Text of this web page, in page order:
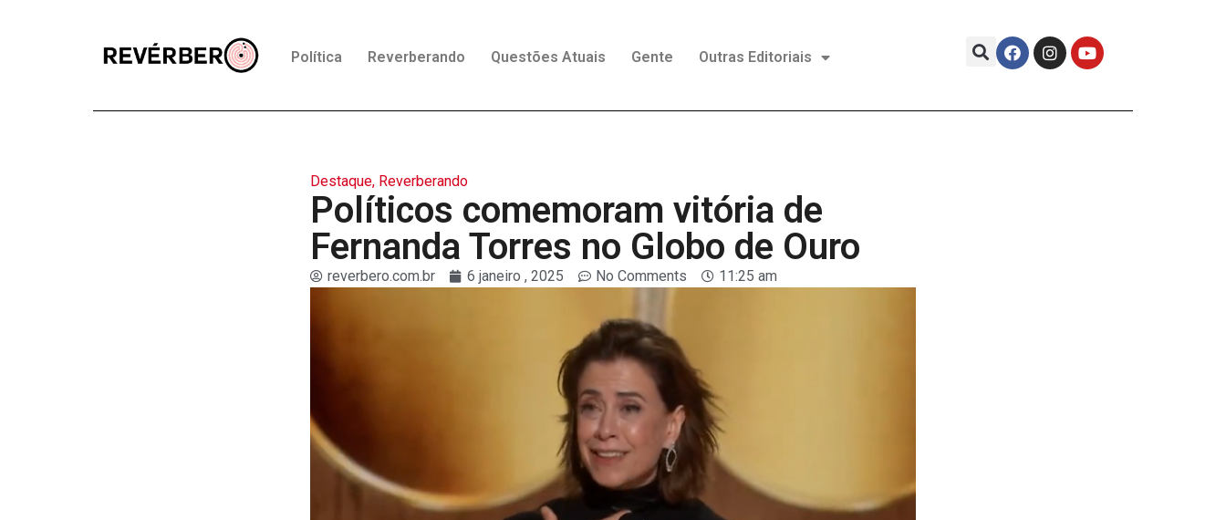
Política Reverberando Questões Atuais Gente Outras Editoriais
Destaque, Reverberando
Políticos comemoram vitória de
Fernanda Torres no Globo de Ouro
reverbero.com.br 6 janeiro , 2025 No Comments 11:25 am